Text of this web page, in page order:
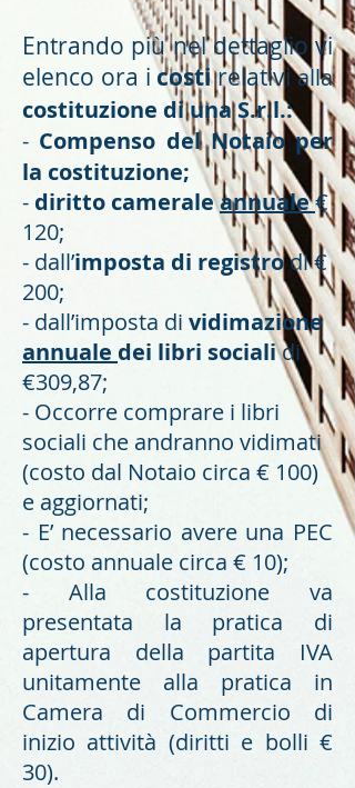
Entrando più nel dettaglio vi
elenco ora i costirelativialla
costituzione di una S.r.l.:
- Compenso del Notaio per
la costituzione;
- diritto cameraleannuale€
120;
- dall’imposta di registrodi €
200;
- dall’imposta di vidimazione
annuale dei libri socialidi
€309,87;
- Occorre comprare i libri
sociali che andranno vidimati
(costo dal Notaio circa € 100)
e aggiornati;
- E’ necessario avere una PEC
(costo annuale circa € 10);
- Alla costituzione va
presentata la pratica di
apertura della partita IVA
unitamente alla pratica in
Camera di Commercio di
inizio attività (diritti e bolli €
30).